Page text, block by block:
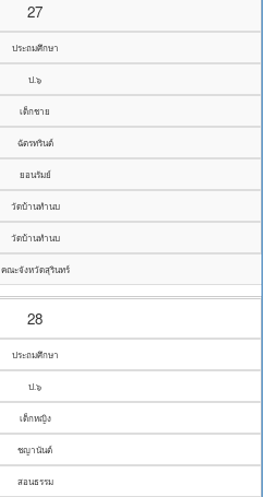
27
ประถมศึกษา
ป.๖
เด็กชาย
ฉัตรทรินต์
ยอนรัมย์
วัดบ้านทำนบ
วัดบ้านทำนบ
คณะจังหวัดสุรินทร์
28
ประถมศึกษา
ป.๖
เด็กหญิง
ชญานันต์
สอนธรรม